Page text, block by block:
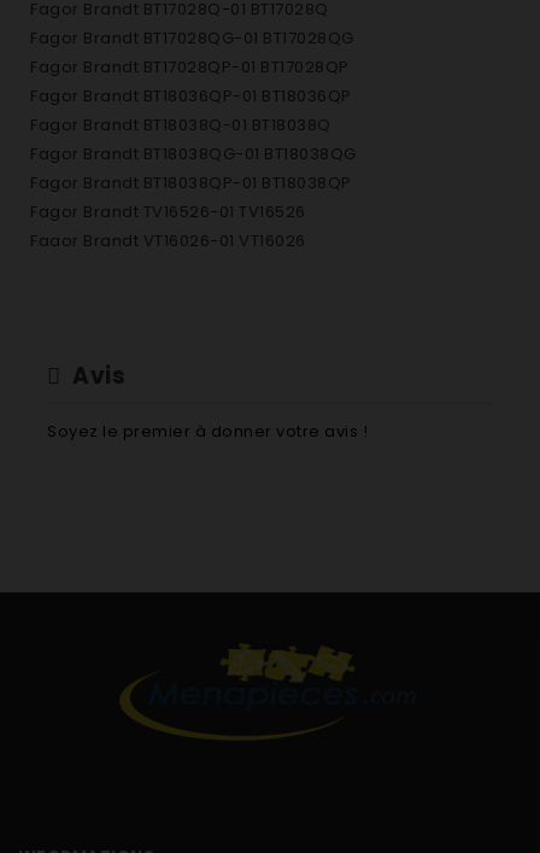
Fagor Brandt BT17028Q-01 BT17028Q
Fagor Brandt BT17028QG-01 BT17028QG
Fagor Brandt BT17028QP-01 BT17028QP
Fagor Brandt BT18036QP-01 BT18036QP
Fagor Brandt BT18038Q-01 BT18038Q
Fagor Brandt BT18038QG-01 BT18038QG
Fagor Brandt BT18038QP-01 BT18038QP
Fagor Brandt TV16526-01 TV16526
Fagor Brandt VT16026-01 VT16026
Avis
Soyez le premier à donner votre avis !